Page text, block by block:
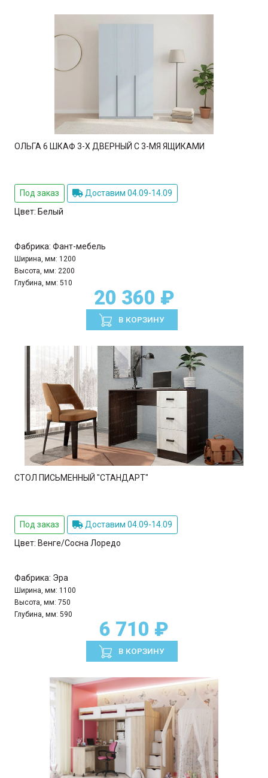
ОЛЬГА 6 ШКАФ 3-Х ДВЕРНЫЙ С 3-МЯ ЯЩИКАМИ
Под заказ
Доставим 04.09-14.09
Цвет: Белый
Фабрика: Фант-мебель
Ширина, мм: 1200
Высота, мм: 2200
Глубина, мм: 510
20 360 ₽
В КОРЗИНУ
СТОЛ ПИСЬМЕННЫЙ "СТАНДАРТ"
Под заказ
Доставим 04.09-14.09
Цвет: Венге/Сосна Лоредо
Фабрика: Эра
Ширина, мм: 1100
Высота, мм: 750
Глубина, мм: 590
6 710 ₽
В КОРЗИНУ